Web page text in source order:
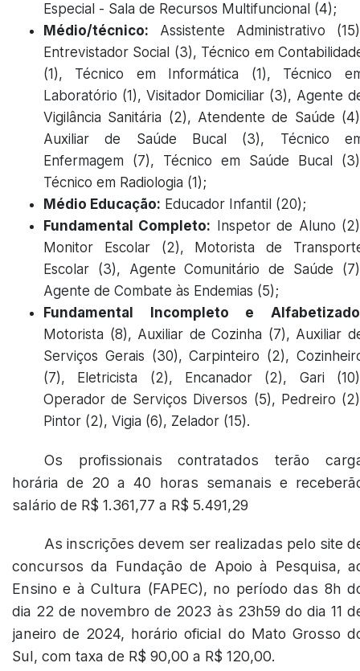
Especial - Sala de Recursos Multifuncional (4);
Médio/técnico: Assistente Administrativo
Entrevistador Social (3), Técnico em
(1), Técnico em Informática (1), Técnico
Laboratório (1), Visitador Domiciliar (3), Agente
Vigilância Sanitária (2), Atendente de Saúde
Auxiliar de Saúde Bucal (3), Técnico
Enfermagem (7), Técnico em Saúde Bucal
Técnico em Radiologia (1);
Médio Educação: Educador Infantil (20);
Fundamental Completo: Inspetor de Aluno
Monitor Escolar (2), Motorista de
Escolar (3), Agente Comunitário de Saúde
Agente de Combate às Endemias (5);
Fundamental Incompleto e
Motorista (8), Auxiliar de Cozinha (7), Auxiliar
Serviços Gerais (30), Carpinteiro (2),
(7), Eletricista (2), Encanador (2), Gari
Operador de Serviços Diversos (5), Pedreiro
Pintor (2), Vigia (6), Zelador (15).
Os profissionais contratados terão
horária de 20 a 40 horas semanais e
salário de R$ 1.361,77 a R$ 5.491,29
As inscrições devem ser realizadas pelo site
concursos da Fundação de Apoio à Pesquisa,
Ensino e à Cultura (FAPEC), no período das 8h
dia 22 de novembro de 2023 às 23h59 do dia 11
janeiro de 2024, horário oficial do Mato Grosso
Sul, com taxa de R$ 90,00 a R$ 120,00.